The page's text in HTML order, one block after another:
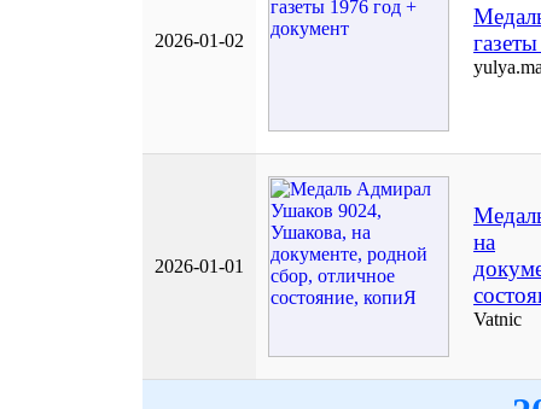
2026-01-02
2026-01-01
на
Vatnic